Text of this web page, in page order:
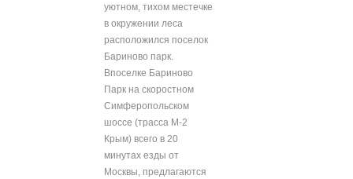
уютном, тихом местечке
в окружении леса
расположился поселок
Бариново парк.
Впоселке Бариново
Парк на скоростном
Симферопольском
шоссе (трасса М-2
Крым) всего в 20
минутах езды от
Москвы, предлагаются